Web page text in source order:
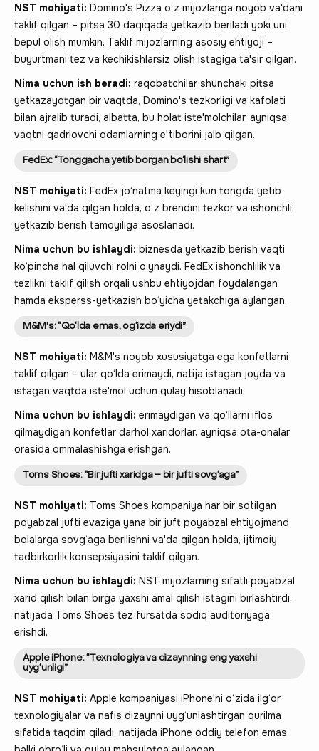
NST mohiyati: Domino's Pizza o‘z mijozlariga noyob va'dani
taklif qilgan – pitsa 30 daqiqada yetkazib beriladi yoki uni
bepul olish mumkin. Taklif mijozlarning asosiy ehtiyoji –
buyurtmani tez va kechikishlarsiz olish istagiga ta'sir qilgan.
Nima uchun ish beradi: raqobatchilar shunchaki pitsa
yetkazayotgan bir vaqtda, Domino's tezkorligi va kafolati
bilan ajralib turadi, albatta, bu holat iste'molchilar, ayniqsa
vaqtni qadrlovchi odamlarning e'tiborini jalb qilgan.
FedEx: “Tonggacha yetib borgan bo‘lishi shart”
NST mohiyati: FedEx jo‘natma keyingi kun tongda yetib
kelishini va'da qilgan holda, o‘z brendini tezkor va ishonchli
yetkazib berish tamoyiliga asoslanadi.
Nima uchun bu ishlaydi: biznesda yetkazib berish vaqti
ko‘pincha hal qiluvchi rolni o‘ynaydi. FedEx ishonchlilik va
tezlikni taklif qilish orqali ushbu ehtiyojdan foydalangan
hamda eksperss-yetkazish bo‘yicha yetakchiga aylangan.
M&M's: “Qo‘lda emas, og‘izda eriydi”
NST mohiyati: M&M's noyob xususiyatga ega konfetlarni
taklif qilgan – ular qo‘lda erimaydi, natija istagan joyda va
istagan vaqtda iste'mol uchun qulay hisoblanadi.
Nima uchun bu ishlaydi: erimaydigan va qo‘llarni iflos
qilmaydigan konfetlar darhol xaridorlar, ayniqsa ota-onalar
orasida ommalashishga erishgan.
Toms Shoes: “Bir jufti xaridga – bir jufti sovg‘aga”
NST mohiyati: Toms Shoes kompaniya har bir sotilgan
poyabzal jufti evaziga yana bir juft poyabzal ehtiyojmand
bolalarga sovg‘aga berilishni va'da qilgan holda, ijtimoiy
tadbirkorlik konsepsiyasini taklif qilgan.
Nima uchun bu ishlaydi: NST mijozlarning sifatli poyabzal
xarid qilish bilan birga yaxshi amal qilish istagini birlashtirdi,
natijada Toms Shoes tez fursatda sodiq auditoriyaga
erishdi.
Apple iPhone: “Texnologiya va dizaynning eng yaxshi
uyg‘unligi”
NST mohiyati: Apple kompaniyasi iPhone'ni o‘zida ilg‘or
texnologiyalar va nafis dizaynni uyg‘unlashtirgan qurilma
sifatida taqdim qiladi, natijada iPhone oddiy telefon emas,